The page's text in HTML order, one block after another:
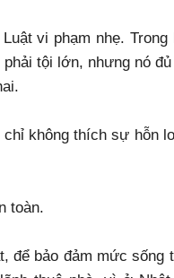
vi phạm nhẹ.
tội lớn, nhưng nó
không thích sự hỗn
toàn.
để bảo đảm mức